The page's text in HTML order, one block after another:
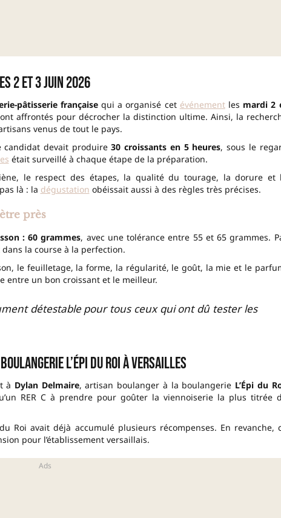
2 et 3 juin 2026
pâtisserie françaisequi a organisé cet événementles mardi 2
affrontés pour décrocher la distinction ultime. Ainsi, la
venus de tout le pays.
candidat devait produire30 croissants en 5 heures, sous le
était surveillé à chaque étape de la préparation.
le respect des étapes, la qualité du tourage, la dorure et
là : la dégustation obéissait aussi à des règles très précises.
près
: 60 grammes, avec une tolérance entre 55 et 65 grammes.
la course à la perfection.
le feuilletage, la forme, la régularité, le goût, la mie et le
entre un bon croissant et le meilleur.
détestable pour tous ceux qui ont dû tester les
L’Épi du Roi à Versailles
à Dylan Delmaire, artisan boulanger à la boulangerie L’Épi du
RER C à prendre pour goûter la viennoiserie la plus titrée
Roi avait déjà accumulé plusieurs récompenses. En revanche,
pour l’établissement versaillais.